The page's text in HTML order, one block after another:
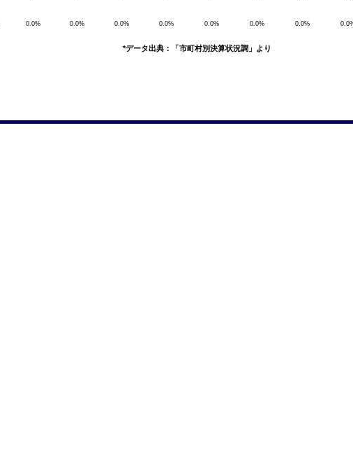
0.0% 0.0% 0.0% 0.0% 0.0% 0.0% 0.0%
*データ出典：「市町村別決算状況調」より